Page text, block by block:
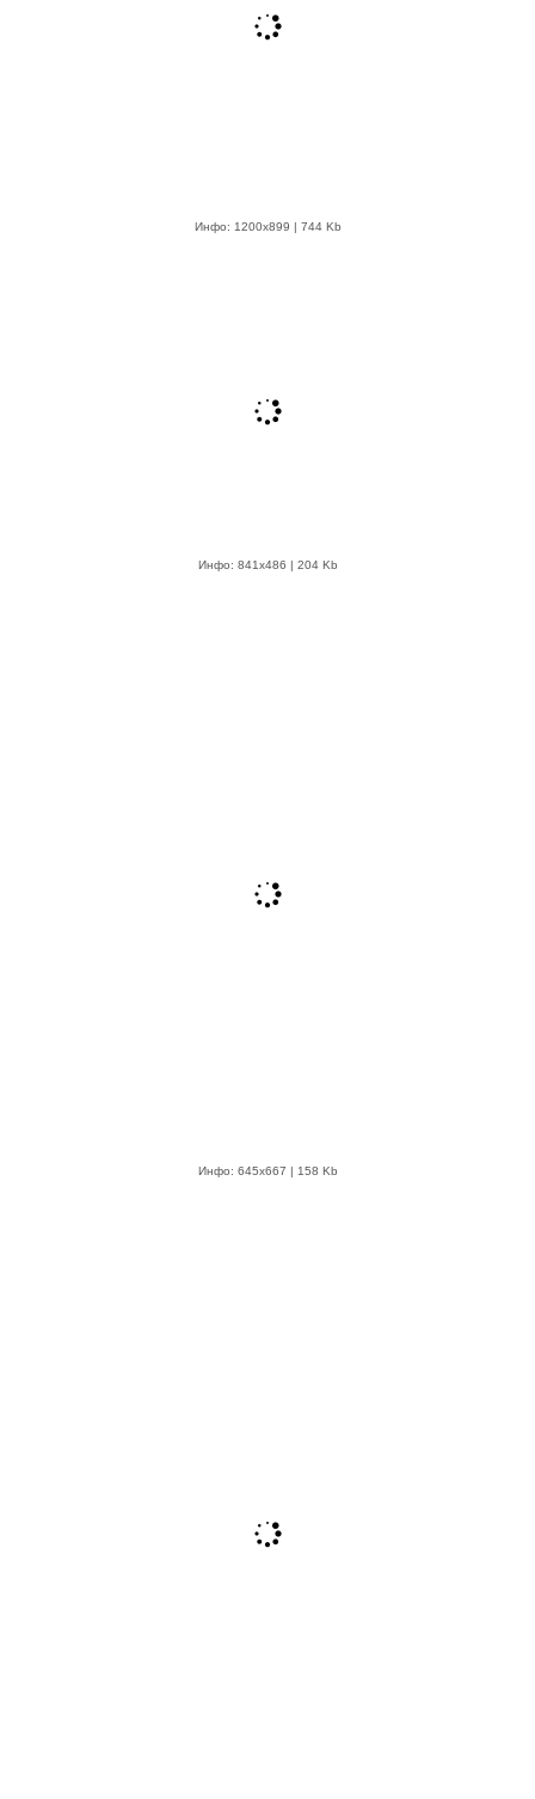
Инфо: 1200х899 | 744 Kb
Инфо: 841х486 | 204 Kb
Инфо: 645х667 | 158 Kb